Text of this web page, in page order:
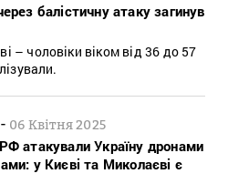
балістичну атаку загинув
– чоловіки віком від 36 до 57
- 06 Квітня 2025
атакували Україну дронами
у Києві та Миколаєві є